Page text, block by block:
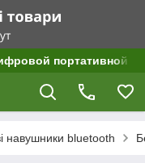
портативной
навушники bluetooth